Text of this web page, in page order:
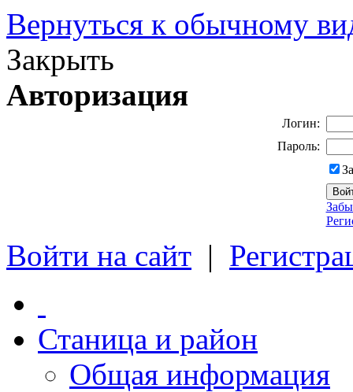
Вернуться к обычному
Закрыть
Авторизация
Логин:
Пароль:
Войти на сайт |
Станица и район
Общая информация